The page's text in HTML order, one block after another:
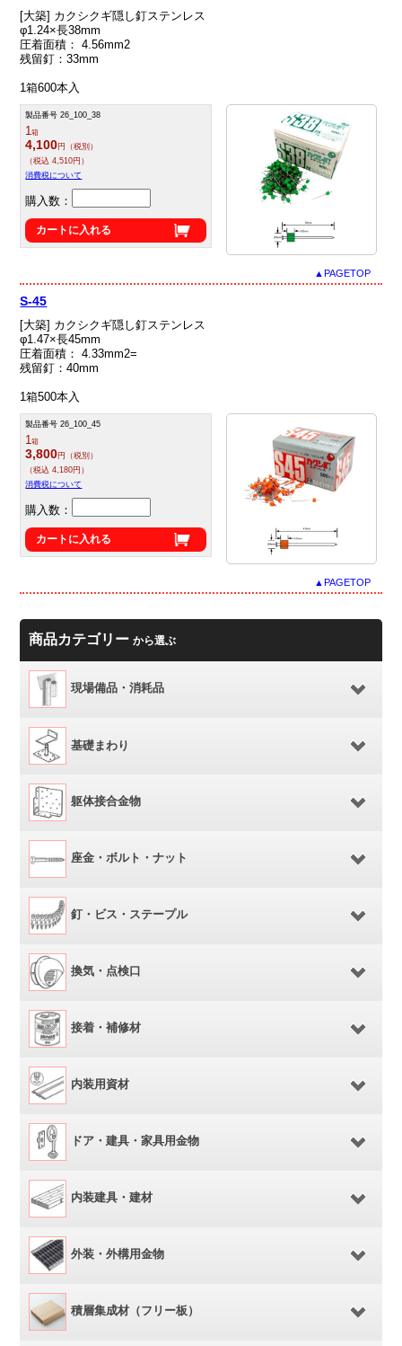
[大築] カクシクギ隠し釘ステンレス
φ1.24×長38mm
圧着面積： 4.56mm2
残留釘：33mm
1箱600本入
製品番号 26_100_38
1箱
4,100円（税別）
（税込 4,510円）
消費税について
購入数：
カートに入れる
▲PAGETOP
S-45
[大築] カクシクギ隠し釘ステンレス
φ1.47×長45mm
圧着面積： 4.33mm2=
残留釘：40mm
1箱500本入
製品番号 26_100_45
1箱
3,800円（税別）
（税込 4,180円）
消費税について
購入数：
カートに入れる
▲PAGETOP
商品カテゴリーから選ぶ
現場備品・消耗品
基礎まわり
躯体接合金物
座金・ボルト・ナット
釘・ビス・ステープル
換気・点検口
接着・補修材
内装用資材
ドア・建具・家具用金物
内装建具・建材
外装・外構用金物
積層集成材（フリー板）